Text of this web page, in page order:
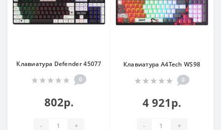
Клавиатура Defender 45077
0
802р.
- +
Клавиатура A4Tech WS98
0
4 921р.
- +